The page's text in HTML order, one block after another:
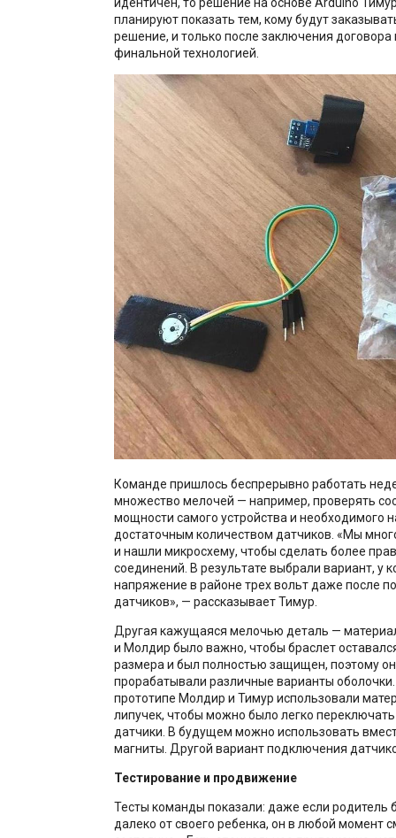
планируют показать тем, кому будут
решение, и только после заключения договора
финальной технологией.
Команде пришлось беспрерывно работать
множество мелочей — например, проверять
мощности самого устройства и необходимого
достаточным количеством датчиков. «Мы
и нашли микросхему, чтобы сделать более
соединений. В результате выбрали вариант, у
напряжение в районе трех вольт даже после
датчиков», — рассказывает Тимур.
Другая кажущаяся мелочью деталь —
и Молдир было важно, чтобы браслет
размера и был полностью защищен, поэтому
прорабатывали различные варианты
прототипе Молдир и Тимур использовали
липучек, чтобы можно было легко
датчики. В будущем можно использовать
магниты. Другой вариант подключения
Тестирование и продвижение
Тесты команды показали: даже если родитель
далеко от своего ребенка, он в любой момент